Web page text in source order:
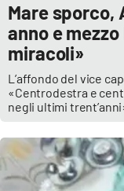
Mare sporco,
anno e
miracoli»
L’affondo del vice
«Centrodestra e
negli ultimi